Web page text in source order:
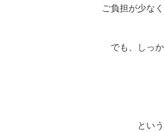
ご負担が少なく
でも、しっ
という